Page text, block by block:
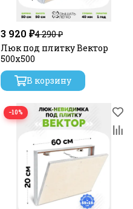
3 920 ₽4 290 ₽
Люк под плитку Вектор
500х500
В корзину
−10%